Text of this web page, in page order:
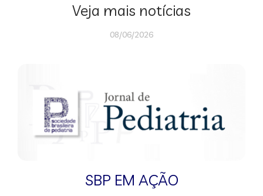
Veja mais notícias
08/06/2026
SBP EM AÇÃO